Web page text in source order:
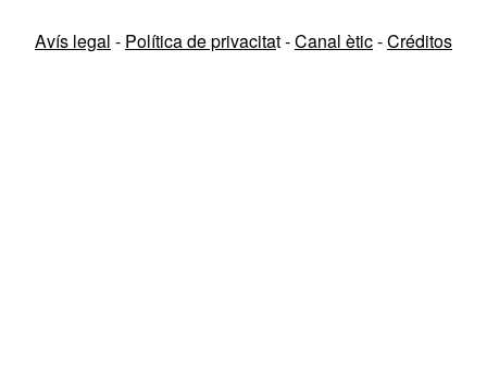
Avís legal - Política de privacitat -Canal ètic-Créditos